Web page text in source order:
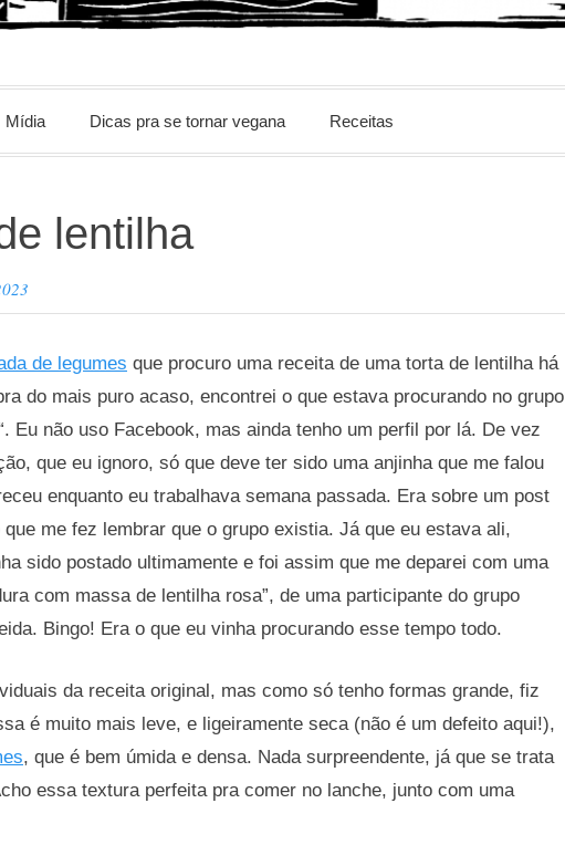
Mídia Dicas pra se tornar vegana Receitas
lentilha
de legumes que procuro uma receita de uma torta de lentilha há
do mais puro acaso, encontrei o que estava procurando no grupo
Eu não uso Facebook, mas ainda tenho um perfil por lá. De vez
que eu ignoro, só que deve ter sido uma anjinha que me falou
enquanto eu trabalhava semana passada. Era sobre um post
me fez lembrar que o grupo existia. Já que eu estava ali,
sido postado ultimamente e foi assim que me deparei com uma
com massa de lentilha rosa”, de uma participante do grupo
Bingo! Era o que eu vinha procurando esse tempo todo.
da receita original, mas como só tenho formas grande, fiz
é muito mais leve, e ligeiramente seca (não é um defeito aqui!),
, que é bem úmida e densa. Nada surpreendente, já que se trata
essa textura perfeita pra comer no lanche, junto com uma